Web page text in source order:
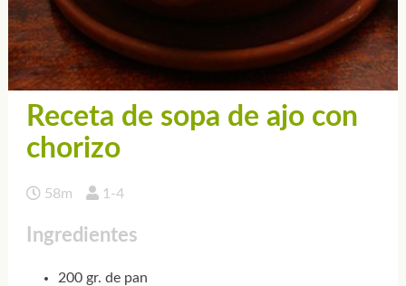
Receta de sopa de ajo con
chorizo
58m 1-4
Ingredientes
200 gr. de pan